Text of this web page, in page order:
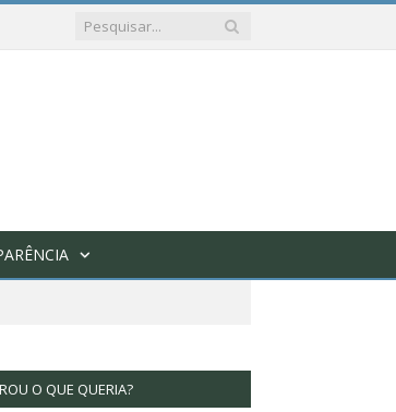
O QUE QUERIA?